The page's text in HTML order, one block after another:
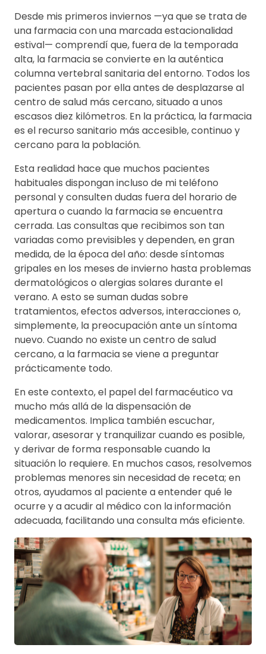
Desde mis primeros inviernos —ya que se trata de
una farmacia con una marcada estacionalidad
estival— comprendí que, fuera de la temporada
alta, la farmacia se convierte en la auténtica
columna vertebral sanitaria del entorno. Todos los
pacientes pasan por ella antes de desplazarse al
centro de salud más cercano, situado a unos
escasos diez kilómetros. En la práctica, la farmacia
es el recurso sanitario más accesible, continuo y
cercano para la población.
Esta realidad hace que muchos pacientes
habituales dispongan incluso de mi teléfono
personal y consulten dudas fuera del horario de
apertura o cuando la farmacia se encuentra
cerrada. Las consultas que recibimos son tan
variadas como previsibles y dependen, en gran
medida, de la época del año: desde síntomas
gripales en los meses de invierno hasta problemas
dermatológicos o alergias solares durante el
verano. A esto se suman dudas sobre
tratamientos, efectos adversos, interacciones o,
simplemente, la preocupación ante un síntoma
nuevo. Cuando no existe un centro de salud
cercano, a la farmacia se viene a preguntar
prácticamente todo.
En este contexto, el papel del farmacéutico va
mucho más allá de la dispensación de
medicamentos. Implica también escuchar,
valorar, asesorar y tranquilizar cuando es posible,
y derivar de forma responsable cuando la
situación lo requiere. En muchos casos, resolvemos
problemas menores sin necesidad de receta; en
otros, ayudamos al paciente a entender qué le
ocurre y a acudir al médico con la información
adecuada, facilitando una consulta más eficiente.